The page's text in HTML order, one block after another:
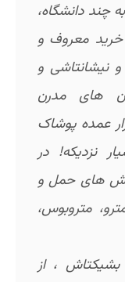
چند دانشگاه،
خرید معروف و
نیشانتاشی و
های مدرن
عمده پوشاک
نزدیکه! در
های حمل و
متروبوس،
، از